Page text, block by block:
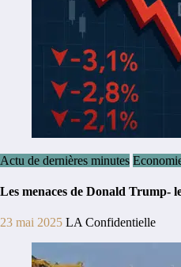
Actu de dernières minutes
Les menaces de Donald Trump-
23 mai 2025 LA Confidentielle